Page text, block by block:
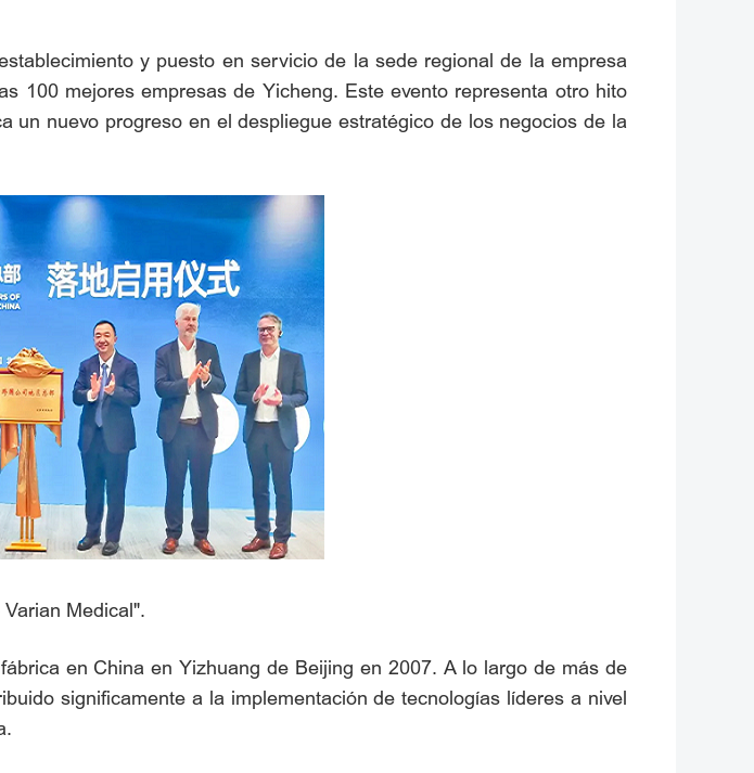
y puesto en servicio de la sede regional de la empresa
100 mejores empresas de Yicheng. Este evento representa otro hito
nuevo progreso en el despliegue estratégico de los negocios de la
Medical".
en China en Yizhuang de Beijing en 2007. A lo largo de más de
significamente a la implementación de tecnologías líderes a nivel